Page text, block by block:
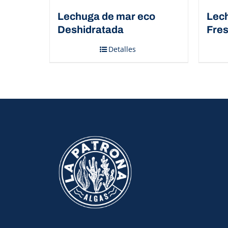
Lechuga de mar eco
Deshidratada
Detalles